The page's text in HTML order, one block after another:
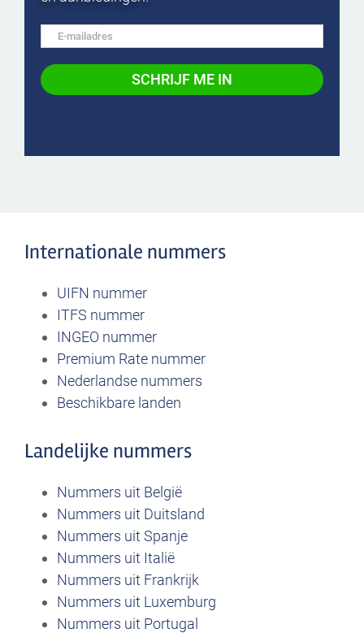
Internationale nummers
UIFN nummer
ITFS nummer
INGEO nummer
Premium Rate nummer
Nederlandse nummers
Beschikbare landen
Landelijke nummers
Nummers uit België
Nummers uit Duitsland
Nummers uit Spanje
Nummers uit Italië
Nummers uit Frankrijk
Nummers uit Luxemburg
Nummers uit Portugal